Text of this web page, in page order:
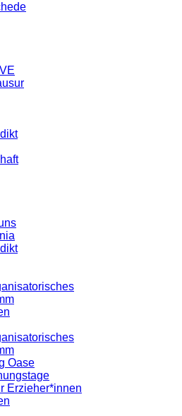
Oase
Erzieher*innen